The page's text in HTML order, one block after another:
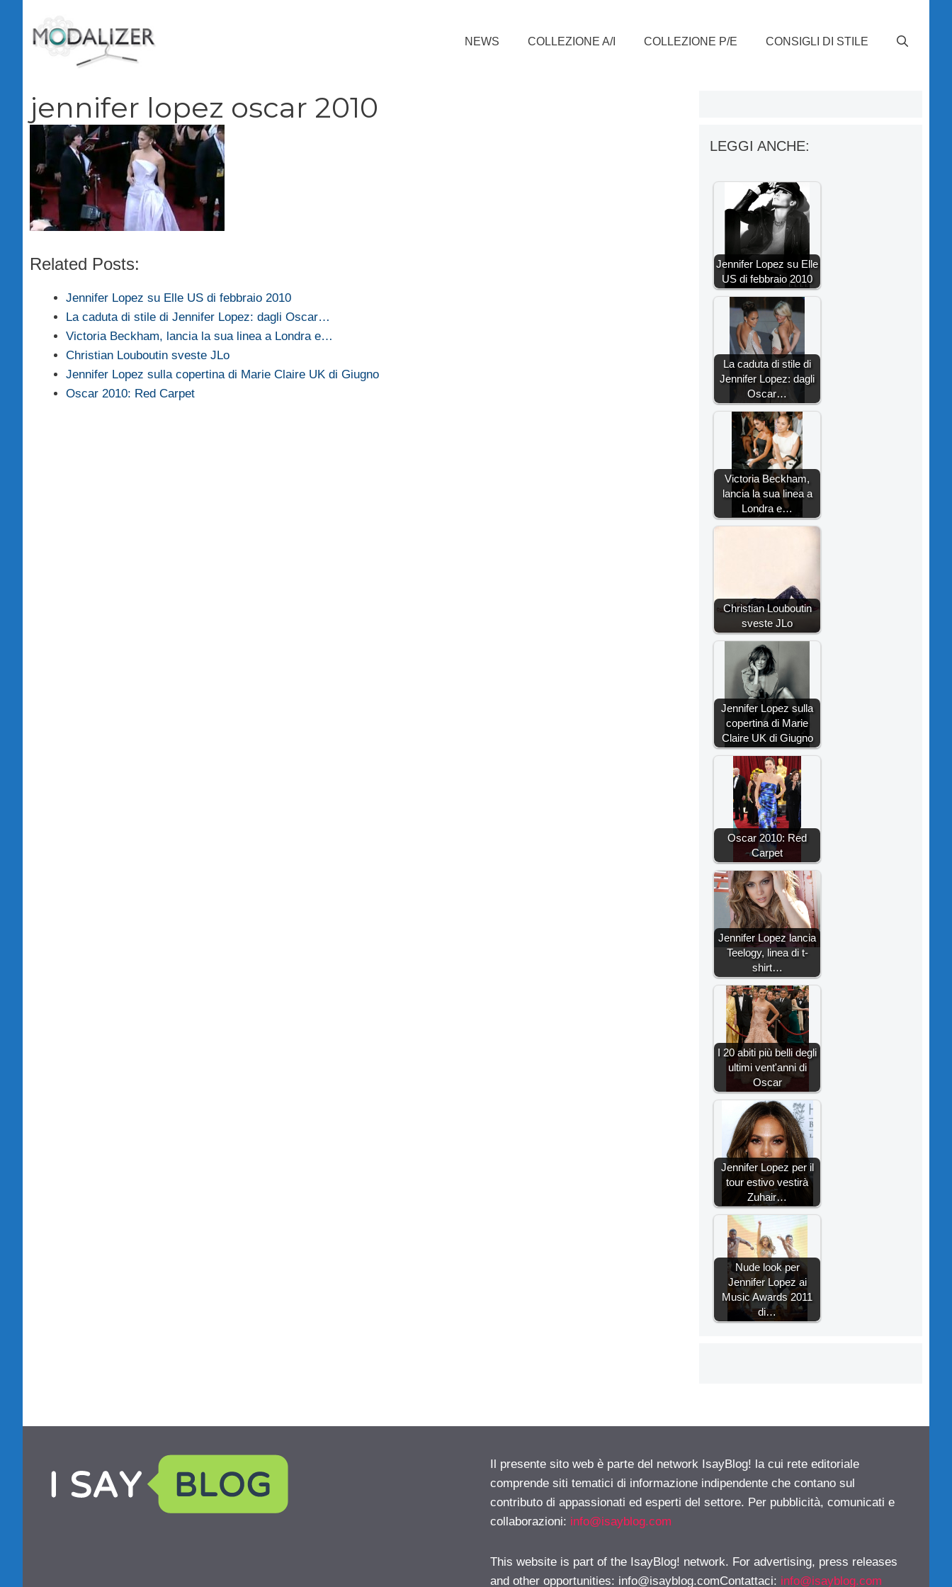
contenuto
NEWS COLLEZIONE A/I COLLEZIONE P/E CONSIGLI DI STILE
jennifer lopez oscar 2010
Related Posts:
Jennifer Lopez su Elle US di febbraio 2010
La caduta di stile di Jennifer Lopez: dagli Oscar…
Victoria Beckham, lancia la sua linea a Londra e…
Christian Louboutin sveste JLo
Jennifer Lopez sulla copertina di Marie Claire UK di Giugno
Oscar 2010: Red Carpet
LEGGI ANCHE:
Jennifer Lopez su Elle
US di febbraio 2010
La caduta di stile di
Jennifer Lopez: dagli
Oscar…
Victoria Beckham,
lancia la sua linea a
Londra e…
Christian Louboutin
sveste JLo
Jennifer Lopez sulla
copertina di Marie
Claire UK di Giugno
Oscar 2010: Red
Carpet
Jennifer Lopez lancia
Teelogy, linea di t-
shirt…
I 20 abiti più belli degli
ultimi vent'anni di
Oscar
Jennifer Lopez per il
tour estivo vestirà
Zuhair…
Nude look per
Jennifer Lopez ai
Music Awards 2011
di…
Il presente sito web è parte del network IsayBlog! la cui rete editoriale
comprende siti tematici di informazione indipendente che contano sul
contributo di appassionati ed esperti del settore. Per pubblicità, comunicati e
collaborazioni: info@isayblog.com
This website is part of the IsayBlog! network. For advertising, press releases
and other opportunities: info@isayblog.comContattaci: info@isayblog.com